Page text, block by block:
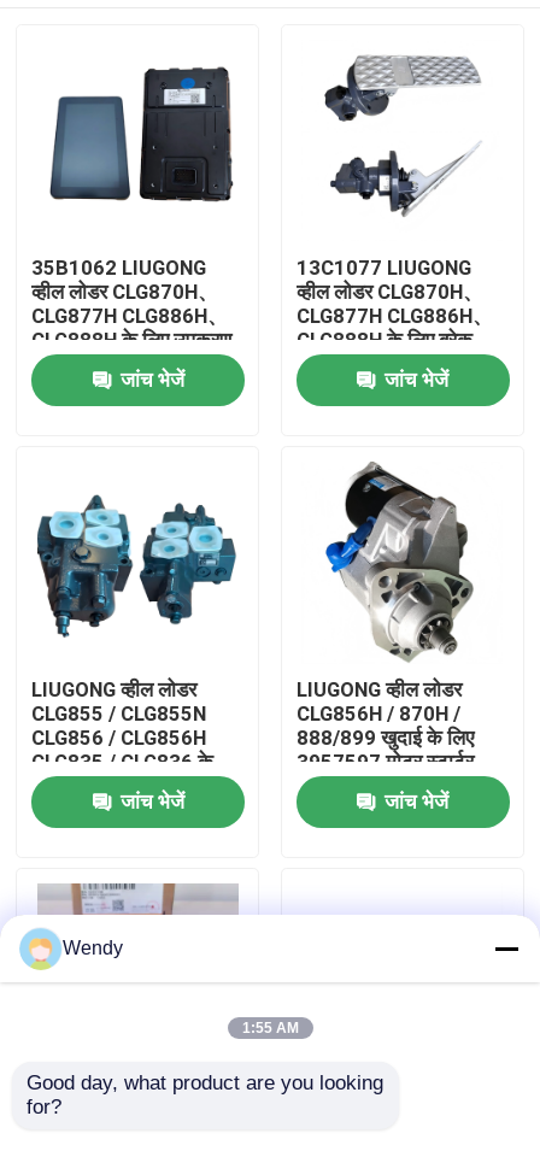
उत्पादों
वीडियो
हमारे बारे में
कारखाना भ्रमण
गुणवत्ता नियंत्रण
संपर्क करें
समाचार
35B1062 LIUGONG
व्हील लोडर CLG870H、
CLG877H CLG886H、
CLG888H के लिए उपकरण
जांच भेजें
13C1077 LIUGONG
व्हील लोडर CLG870H、
CLG877H CLG886H、
CLG888H के लिए ब्रेक
वाल्व
जांच भेजें
LIUGONG व्हील लोडर
CLG855 / CLG855N
CLG856 / CLG856H
CLG835 / CLG836 के
लिए 12C1047 फ्लो
एम्प्लीफाइंग वाल्वजांच भेजें
LIUGONG व्हील लोडर
CLG856H / 870H /
888/899 खुदाई के लिए
3957597 मोटर स्टार्टर
925D / 930D ​​/ 936D
इंजन QSC8.3 / ISC8.3
जांच भेजें
LIUGONG व्हील लोडर
Wendy
1:55 AM
Good day, what product are you looking
for?